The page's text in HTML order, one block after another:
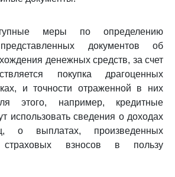
меры по определению
документов об
денежных средств, за счет
покупка драгоценных
и точности отраженной в них
этого, например, кредитные
использовать сведения о доходах
о выплатах, произведенных
страховых взносов в пользу